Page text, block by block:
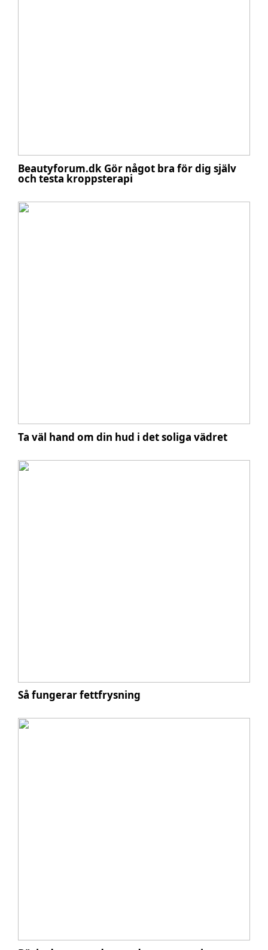
Beautyforum.dk Gör något bra för dig själv
och testa kroppsterapi
Ta väl hand om din hud i det soliga vädret
Så fungerar fettfrysning